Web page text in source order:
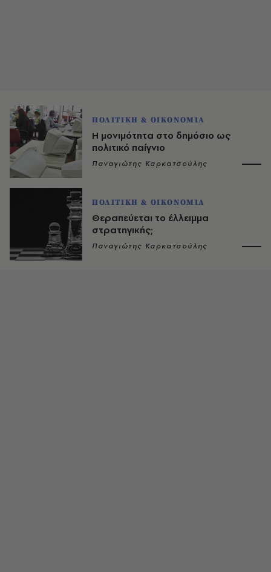
ΠΟΛΙΤΙΚΗ & ΟΙΚΟΝΟΜΙΑ
H μονιμότητα στο δημόσιο ως
πολιτικό παίγνιο
Παναγιώτης Καρκατσούλης
ΠΟΛΙΤΙΚΗ & ΟΙΚΟΝΟΜΙΑ
Θεραπεύεται το έλλειμμα
στρατηγικής;
Παναγιώτης Καρκατσούλης